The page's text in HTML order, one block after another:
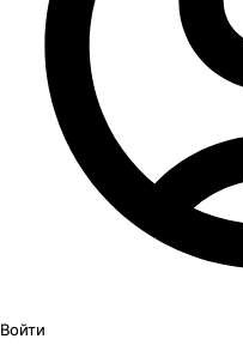
Войти